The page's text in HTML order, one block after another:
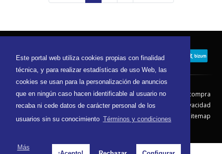
Este portal web utiliza cookies propias con finalidad
técnica, y para realizar estadísticas de uso Web, las
cookies se usan para la personalización de anuncios
que en ningún caso hacen identificable al usuario no
recaba ni cede datos de carácter personal de los
usuarios sin su conocimiento Términos y condiciones
Más
Contacto Aviso Legal
Condiciones de compra
Política de envíos
Política de devolución
Política de Privacidad
Política de Cookies
Sitemap